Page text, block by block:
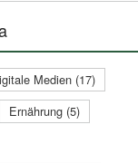
Medien (17)
Ernährung (5)